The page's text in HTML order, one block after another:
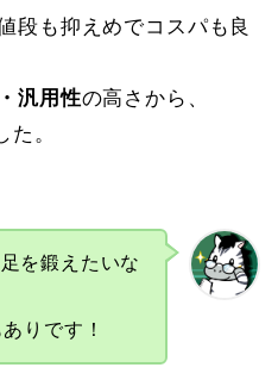
段も抑えめでコスパも良
汎用性の高さから、
。
を鍛えたいな
りです！